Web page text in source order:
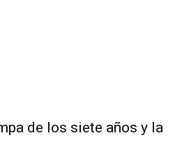
de los siete años y la